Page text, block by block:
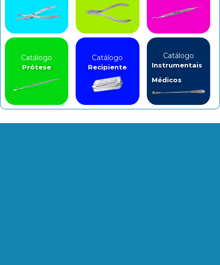
Catálogo
Prótese
Catálogo
Recipiente
Catálogo
Instrumentais
Médicos